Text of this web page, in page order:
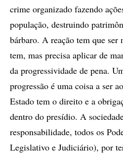
crime organizado fazendo
população, destruindo
bárbaro. A reação tem que
tem, mas precisa aplicar de
da progressividade de pena.
progressão é uma coisa a ser
Estado tem o direito e a
dentro do presídio. A
responsabilidade, todos os
Legislativo e Judiciário), por